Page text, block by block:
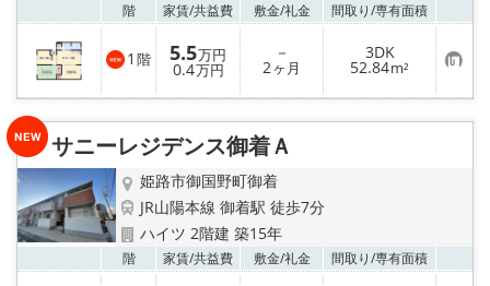
階 家賃/共益費 敷金/礼金 間取り/専有面積
1 階 5.5万円
0.4万円
－
2ヶ月
3DK
52.84m² お
気
に
り
サニーレジデンス御着Ａ
姫路市御国野町御着
JR山陽本線 御着駅 徒歩7分
ハイツ 2階建 築15年
階 家賃/共益費 敷金/礼金 間取り/専有面積